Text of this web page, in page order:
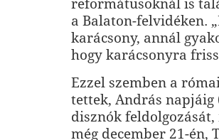
reformátusoknál is
a Balaton-felvidéken.
karácsony, annál
hogy karácsonyra
Ezzel szemben a
tettek, András napjáig
disznók
még december 21-én,